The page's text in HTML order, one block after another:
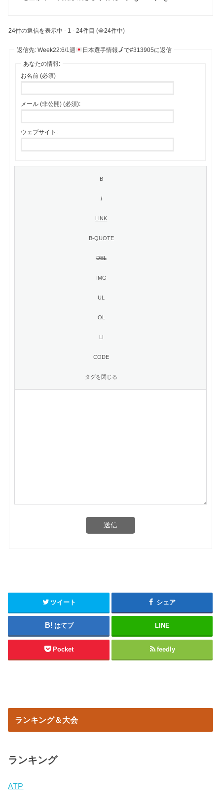
24件の返信を表示中 - 1 - 24件目 (全24件中)
返信先: Week22:6/1週 日本選手情報🗾で#313905に返信
あなたの情報:
お名前 (必須)
メール (非公開) (必須):
ウェブサイト:
送信
ツイート シェア
はてブ LINE
Pocket feedly
ランキング＆大会
ランキング
ATP